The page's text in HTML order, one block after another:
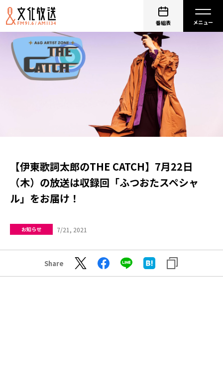
番組表
【伊東歌詞太郎のTHE CATCH】7月22日
（木）の放送は収録回「ふつおたスペシャ
ル」をお届け！
お知らせ 7/21, 2021
Share